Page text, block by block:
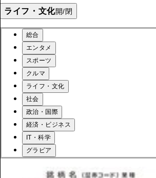
ライフ・文化開/閉
総合
エンタメ
スポーツ
クルマ
ライフ・文化
社会
政治・国際
経済・ビジネス
IT・科学
グラビア